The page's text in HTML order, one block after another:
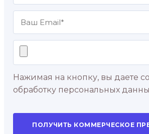
Нажимая на кнопку, вы даете
обработку персональных
ПОЛУЧИТЬ КОММЕРЧЕСКОЕ